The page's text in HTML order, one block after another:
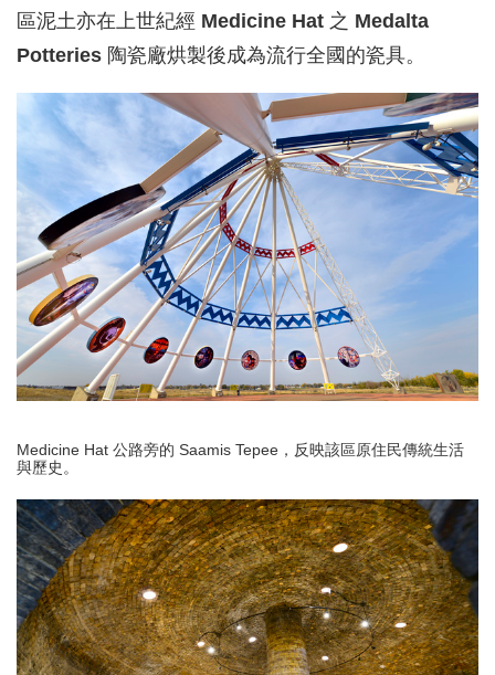
區泥土亦在上世紀經 Medicine Hat 之 Medalta
Potteries 陶瓷廠烘製後成為流行全國的瓷具。
Medicine Hat 公路旁的 Saamis Tepee，反映該區原住民傳統生活
與歷史。